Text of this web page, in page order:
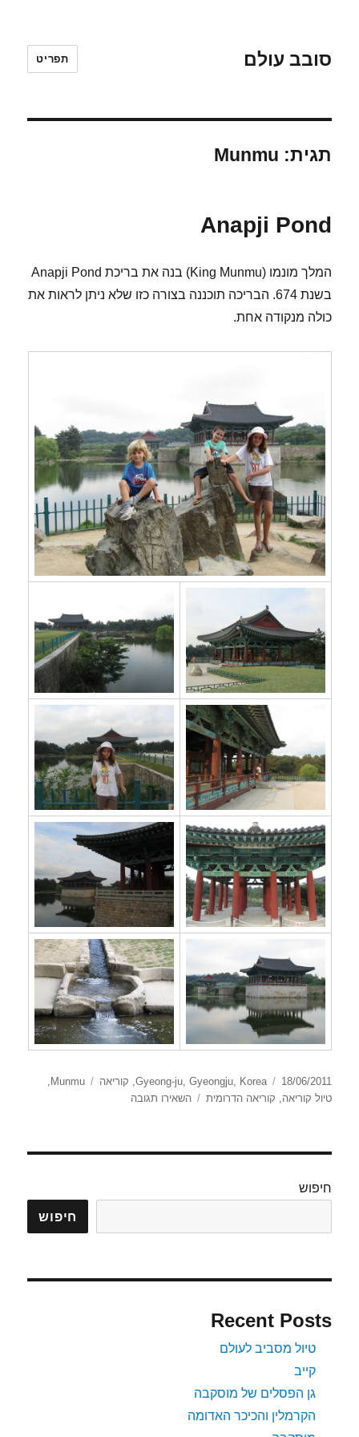
סובב עולם תפריט
תגית: Munmu
Anapji Pond
המלך מונמו (King Munmu) בנה את בריכת Anapji Pond
בשנת 674. הבריכה תוכננה בצורה כזו שלא ניתן לראות את
כולה מנקודה אחת.
פורסם
בתאריך
18/06/2011 קטגוריות Gyeong-ju, Gyeongju, Korea
, קוריאה תגיות
Munmu
,
טיול קוריאה, קוריאה הדרומית השאירו תגובה
חיפוש
חיפוש
Recent Posts
טיול מסביב לעולם
קייב
גן הפסלים של מוסקבה
הקרמלין והכיכר האדומה